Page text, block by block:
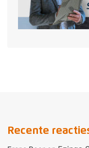
Recente